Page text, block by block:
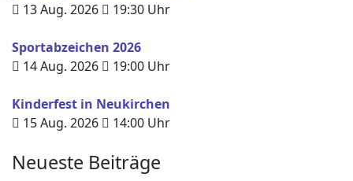
13 Aug. 2026
19:30 Uhr
Sportabzeichen 2026
14 Aug. 2026
19:00 Uhr
Kinderfest in Neukirchen
15 Aug. 2026
14:00 Uhr
Neueste Beiträge